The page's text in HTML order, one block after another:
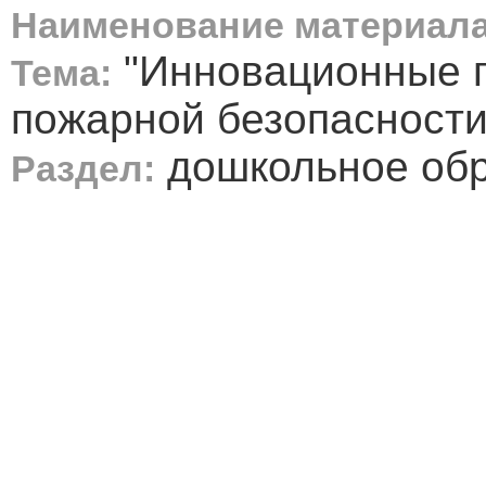
Наименование
Тема: "Инновационные
пожарной
Раздел: дошкольное